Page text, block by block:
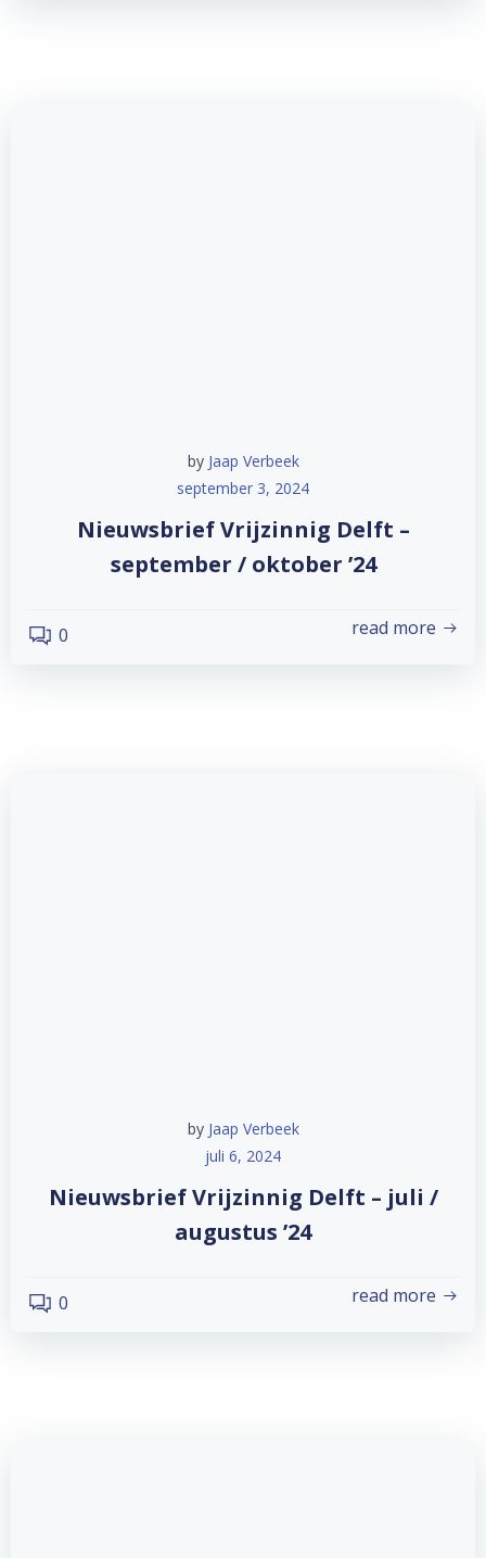
by Jaap Verbeek
september 3, 2024
Nieuwsbrief Vrijzinnig Delft –
september / oktober ’24
0 read more
by Jaap Verbeek
juli 6, 2024
Nieuwsbrief Vrijzinnig Delft – juli /
augustus ’24
0 read more